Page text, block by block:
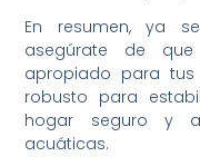
En resumen, ya
asegúrate de
apropiado para
robusto para
hogar seguro y
acuáticas.